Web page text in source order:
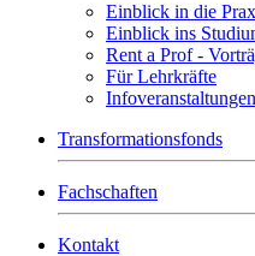
Einblick in die
Einblick ins
Rent a Prof -
Für Lehrkräfte
Transformationsfonds
Fachschaften
Kontakt